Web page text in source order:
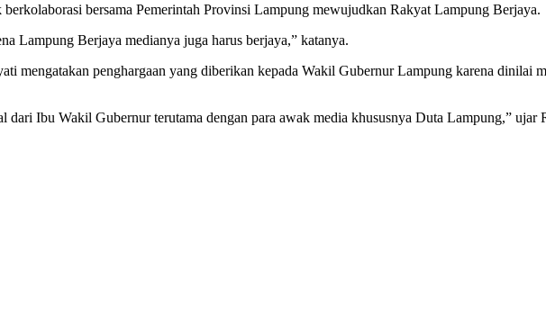
bersama Pemerintah Provinsi Lampung mewujudkan Rakyat Lampung Berjaya.
Lampung Berjaya medianya juga harus berjaya,” katanya.
mengatakan penghargaan yang diberikan kepada Wakil Gubernur Lampung karena
dari Ibu Wakil Gubernur terutama dengan para awak media khususnya Duta Lampung,” ujar